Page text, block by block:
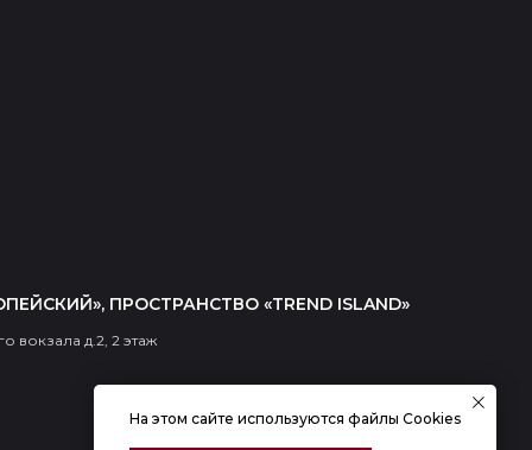
ПРОСТРАНСТВО «TREND ISLAND»
вокзала д.2, 2 этаж
На этом сайте используются файлы Cookies